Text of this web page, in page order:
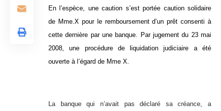
En l’espèce, une caution s’est portée caution solidaire
de Mme.X pour le remboursement d’un prêt consenti à
cette dernière par une banque. Par jugement du 23 mai
2008, une procédure de liquidation judiciaire a été
ouverte à l’égard de Mme X.
La banque qui n’avait pas déclaré sa créance, a